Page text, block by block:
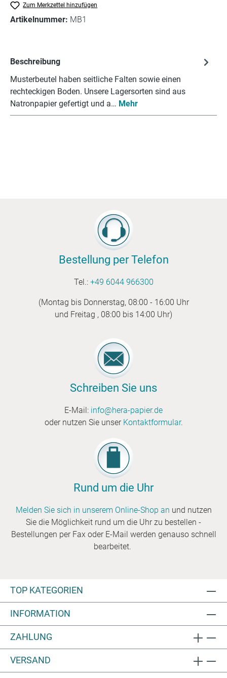
Zum Merkzettel hinzufügen
Artikelnummer: MB1
Beschreibung
Musterbeutel haben seitliche Falten sowie einen
rechteckigen Boden. Unsere Lagersorten sind aus
Natronpapier gefertigt und a… Mehr
Bestellung per Telefon
Tel.: +49 6044 966300
(Montag bis Donnerstag, 08:00 - 16:00 Uhr
und Freitag , 08:00 bis 14:00 Uhr)
Schreiben Sie uns
E-Mail: info@hera-papier.de
oder nutzen Sie unser Kontaktformular.
Rund um die Uhr
Melden Sie sich in unserem Online-Shop an und nutzen
Sie die Möglichkeit rund um die Uhr zu bestellen -
Bestellungen per Fax oder E-Mail werden genauso schnell
bearbeitet.
TOP KATEGORIEN
INFORMATION
ZAHLUNG
VERSAND